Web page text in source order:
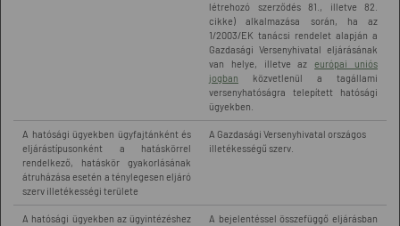
létrehozó szerződés 81., illetve 82.
cikke) alkalmazása során, ha az
1/2003/EK tanácsi rendelet alapján a
Gazdasági Versenyhivatal eljárásának
van helye, illetve azeurópai uniós
jogban közvetlenül a tagállami
versenyhatóságra telepített hatósági
ügyekben.
A hatósági ügyekben ügyfajtánként és
eljárástípusonként a hatáskörrel
rendelkező, hatáskör gyakorlásának
átruházása esetén a ténylegesen eljáró
szerv illetékességi területe
A Gazdasági Versenyhivatal országos
illetékességű szerv.
A hatósági ügyekben az ügyintézéshez
A bejelentéssel összefüggő eljárásban